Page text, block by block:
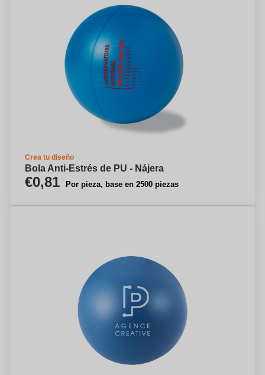
Crea tu diseño
Bola Anti-Estrés de PU - Nájera
€0,81 Por pieza, base en 2500 piezas